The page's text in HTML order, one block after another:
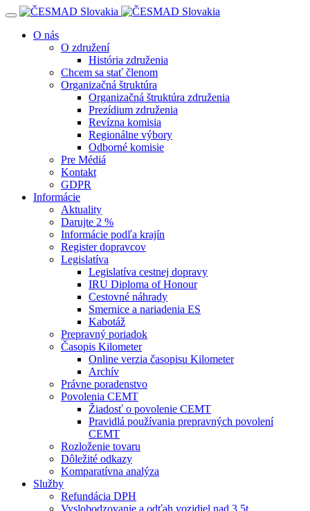
Navigácia
O nás
O združení
História združenia
Chcem sa stať členom
Organizačná štruktúra
Organizačná štruktúra združenia
Prezídium združenia
Revízna komisia
Regionálne výbory
Odborné komisie
Pre Médiá
Kontakt
GDPR
Informácie
Aktuality
Darujte 2 %
Informácie podľa krajín
Register dopravcov
Legislatíva
Legislatíva cestnej dopravy
IRU Diploma of Honour
Cestovné náhrady
Smernice a nariadenia ES
Kabotáž
Prepravný poriadok
Časopis Kilometer
Online verzia časopisu Kilometer
Archív
Právne poradenstvo
Povolenia CEMT
Žiadosť o povolenie CEMT
Pravidlá používania prepravných povolení
CEMT
Rozloženie tovaru
Dôležité odkazy
Komparatívna analýza
Služby
Refundácia DPH
Vyslobodzovanie a odťah vozidiel nad 3,5t